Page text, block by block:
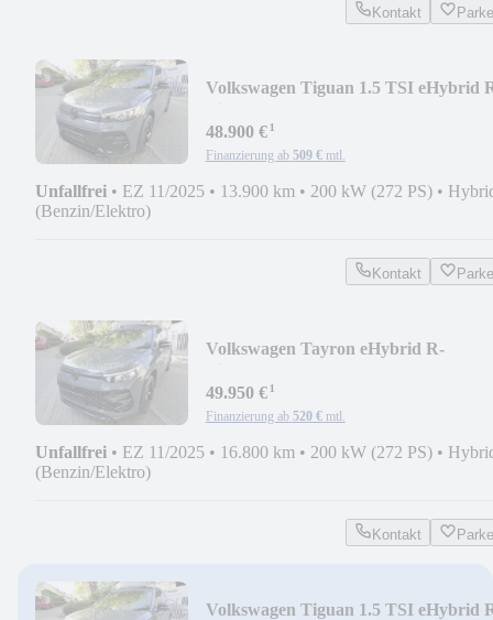
Kontakt
Volkswagen Tiguan 1.5 TSI eHybrid
48.900 €¹
Finanzierung ab 509 € mtl.
Unfallfrei • EZ 11/2025 • 13.900 km • 200 kW (272 PS) •
(Benzin/Elektro)
Kontakt
Volkswagen Tayron eHybrid R-
49.950 €¹
Finanzierung ab 520 € mtl.
Unfallfrei • EZ 11/2025 • 16.800 km • 200 kW (272 PS) •
(Benzin/Elektro)
Kontakt
Volkswagen Tiguan 1.5 TSI eHybrid